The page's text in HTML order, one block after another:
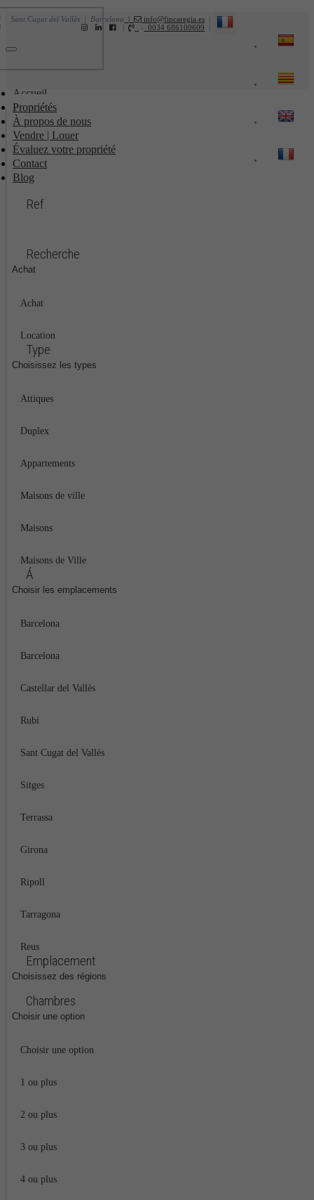
| info@fincaregia.es
Sant Cugat del Vallès | Barcelona
0034 686100609
-
Toggle
Accueil
Propriétés
À propos de nous
Vendre | Louer
Évaluez votre propriété
Contact
Blog
Ref.
Recherche
Achat
Achat
Location
Type
Choisissez les types
Attiques
Duplex
Appartements
Maisons de ville
Maisons
Maisons de Ville
Á
Choisir les emplacements
Barcelona
Barcelona
Castellar del Vallès
Rubí
Sant Cugat del Vallès
Sitges
Terrassa
Girona
Ripoll
Tarragona
Reus
Emplacement
Choisissez des régions
Chambres
Choisir une option
Choisir une option
1 ou plus
2 ou plus
3 ou plus
4 ou plus